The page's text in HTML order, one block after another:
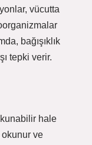
vücutta
bağışıklık
tepki verir.
hale
ve